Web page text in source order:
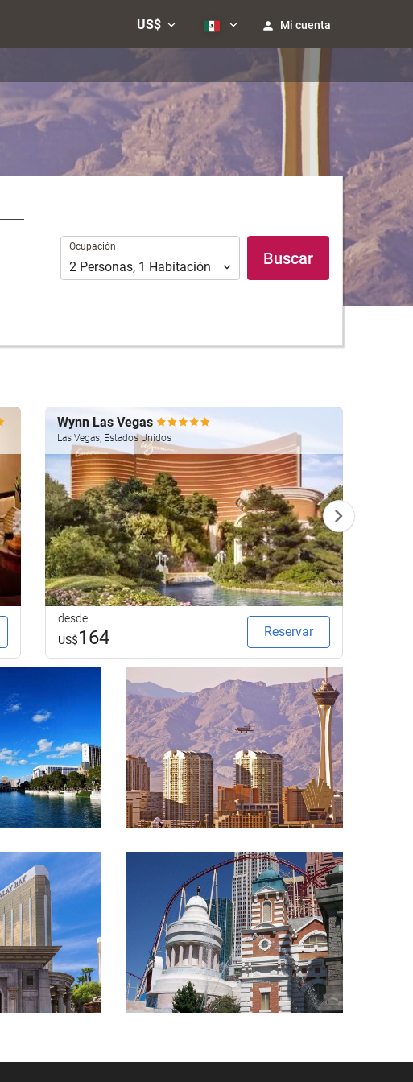
US$ Mi cuenta
Ocupación
Ocupación
2 Personas, 1 Habitación Buscar
Wynn Las Vegas
Las Vegas, Estados Unidos
desde
US$164 Reservar